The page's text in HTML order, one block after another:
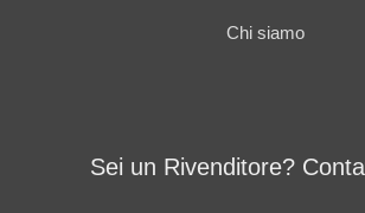
Chi siamo
Sei un Rivenditore?